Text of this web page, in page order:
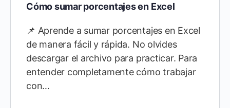
Cómo sumar porcentajes en Excel
📌 Aprende a sumar porcentajes en Excel
de manera fácil y rápida. No olvides
descargar el archivo para practicar. Para
entender completamente cómo trabajar
con…